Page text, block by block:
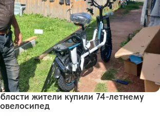
жители купили 74-летнему